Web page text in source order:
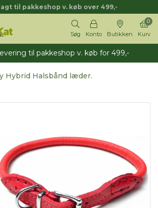
til pakkeshop v. køb over 499,-
Søg Konto Butikken Kurv
0
til pakkeshop v. køb for 499,-
Hybrid Halsbånd læder.